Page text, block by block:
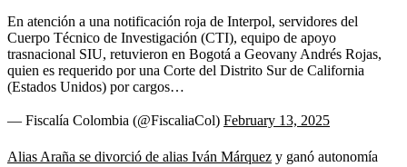
En atención a una notificación roja de Interpol, servidores del
Cuerpo Técnico de Investigación (CTI), equipo de apoyo
trasnacional SIU, retuvieron en Bogotá a Geovany Andrés Rojas,
quien es requerido por una Corte del Distrito Sur de California
(Estados Unidos) por cargos…
— Fiscalía Colombia (@FiscaliaCol) February 13, 2025
Alias Araña se divorció de alias Iván Márquez y ganó autonomía